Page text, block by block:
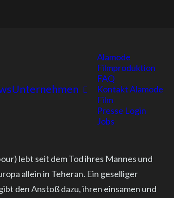
Unternehmen
Alamode
Filmproduktion
FAQ
Kontakt Alamode
Film
Presse Login
Jobs
lebt seit dem Tod ihres Mannes und
allein in Teheran. Ein geselliger
den Anstoß dazu, ihren einsamen und